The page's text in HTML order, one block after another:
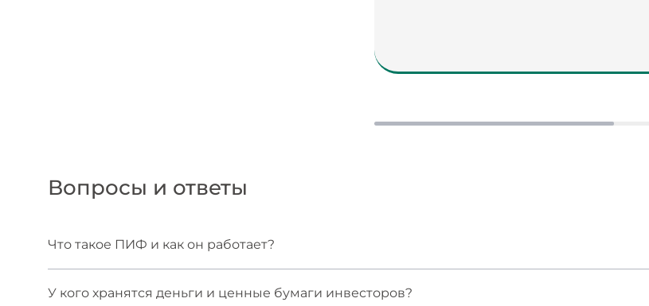
Вопросы и ответы
Что такое ПИФ и как он работает?
котором средства вкладчиков объединяются в один «пул» и управляются
У кого хранятся деньги и ценные бумаги инвесторов?